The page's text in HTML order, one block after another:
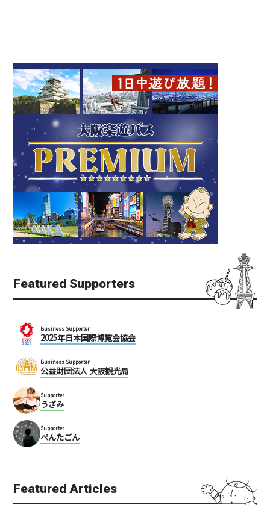
Featured Supporters
Business Supporter
2025年日本国際博覧会協会
Business Supporter
公益財団法人 大阪観光局
Supporter
うざみ
Supporter
ぺんたごん
Featured Articles